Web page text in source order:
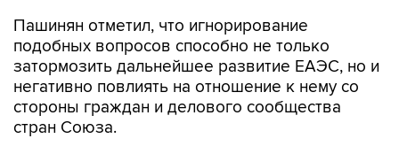
Пашинян отметил, что игнорирование
подобных вопросов способно не только
затормозить дальнейшее развитие ЕАЭС, но и
негативно повлиять на отношение к нему со
стороны граждан и делового сообщества
стран Союза.